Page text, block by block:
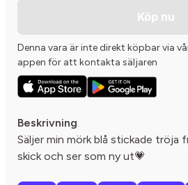
Köp nu
Denna vara är inte direkt köpbar via
appen för att kontakta säljaren
Beskrivning
Säljer min mörk blå stickade
skick och ser som ny ut💗